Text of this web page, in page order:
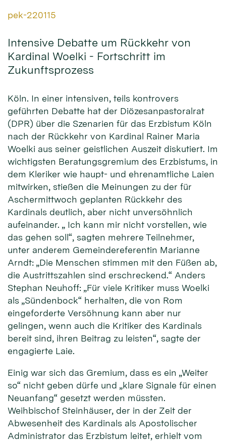
Von:
pek-220115
Intensive Debatte um Rückkehr von
Kardinal Woelki - Fortschritt im
Zukunftsprozess
Köln. In einer intensiven, teils kontrovers
geführten Debatte hat der Diözesanpastoralrat
(DPR) über die Szenarien für das Erzbistum Köln
nach der Rückkehr von Kardinal Rainer Maria
Woelki aus seiner geistlichen Auszeit diskutiert. Im
wichtigsten Beratungsgremium des Erzbistums, in
dem Kleriker wie haupt- und ehrenamtliche Laien
mitwirken, stießen die Meinungen zu der für
Aschermittwoch geplanten Rückkehr des
Kardinals deutlich, aber nicht unversöhnlich
aufeinander. „ Ich kann mir nicht vorstellen, wie
das gehen soll“, sagten mehrere Teilnehmer,
unter anderem Gemeindereferentin Marianne
Arndt: „Die Menschen stimmen mit den Füßen ab,
die Austrittszahlen sind erschreckend.“ Anders
Stephan Neuhoff: „Für viele Kritiker muss Woelki
als „Sündenbock“ herhalten, die von Rom
eingeforderte Versöhnung kann aber nur
gelingen, wenn auch die Kritiker des Kardinals
bereit sind, ihren Beitrag zu leisten“, sagte der
engagierte Laie.
Einig war sich das Gremium, dass es ein „Weiter
so“ nicht geben dürfe und „klare Signale für einen
Neuanfang“ gesetzt werden müssten.
Weihbischof Steinhäuser, der in der Zeit der
Abwesenheit des Kardinals als Apostolischer
Administrator das Erzbistum leitet, erhielt vom